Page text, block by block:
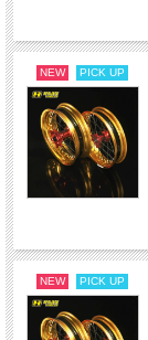
NEW PICK UP
NEW PICK UP